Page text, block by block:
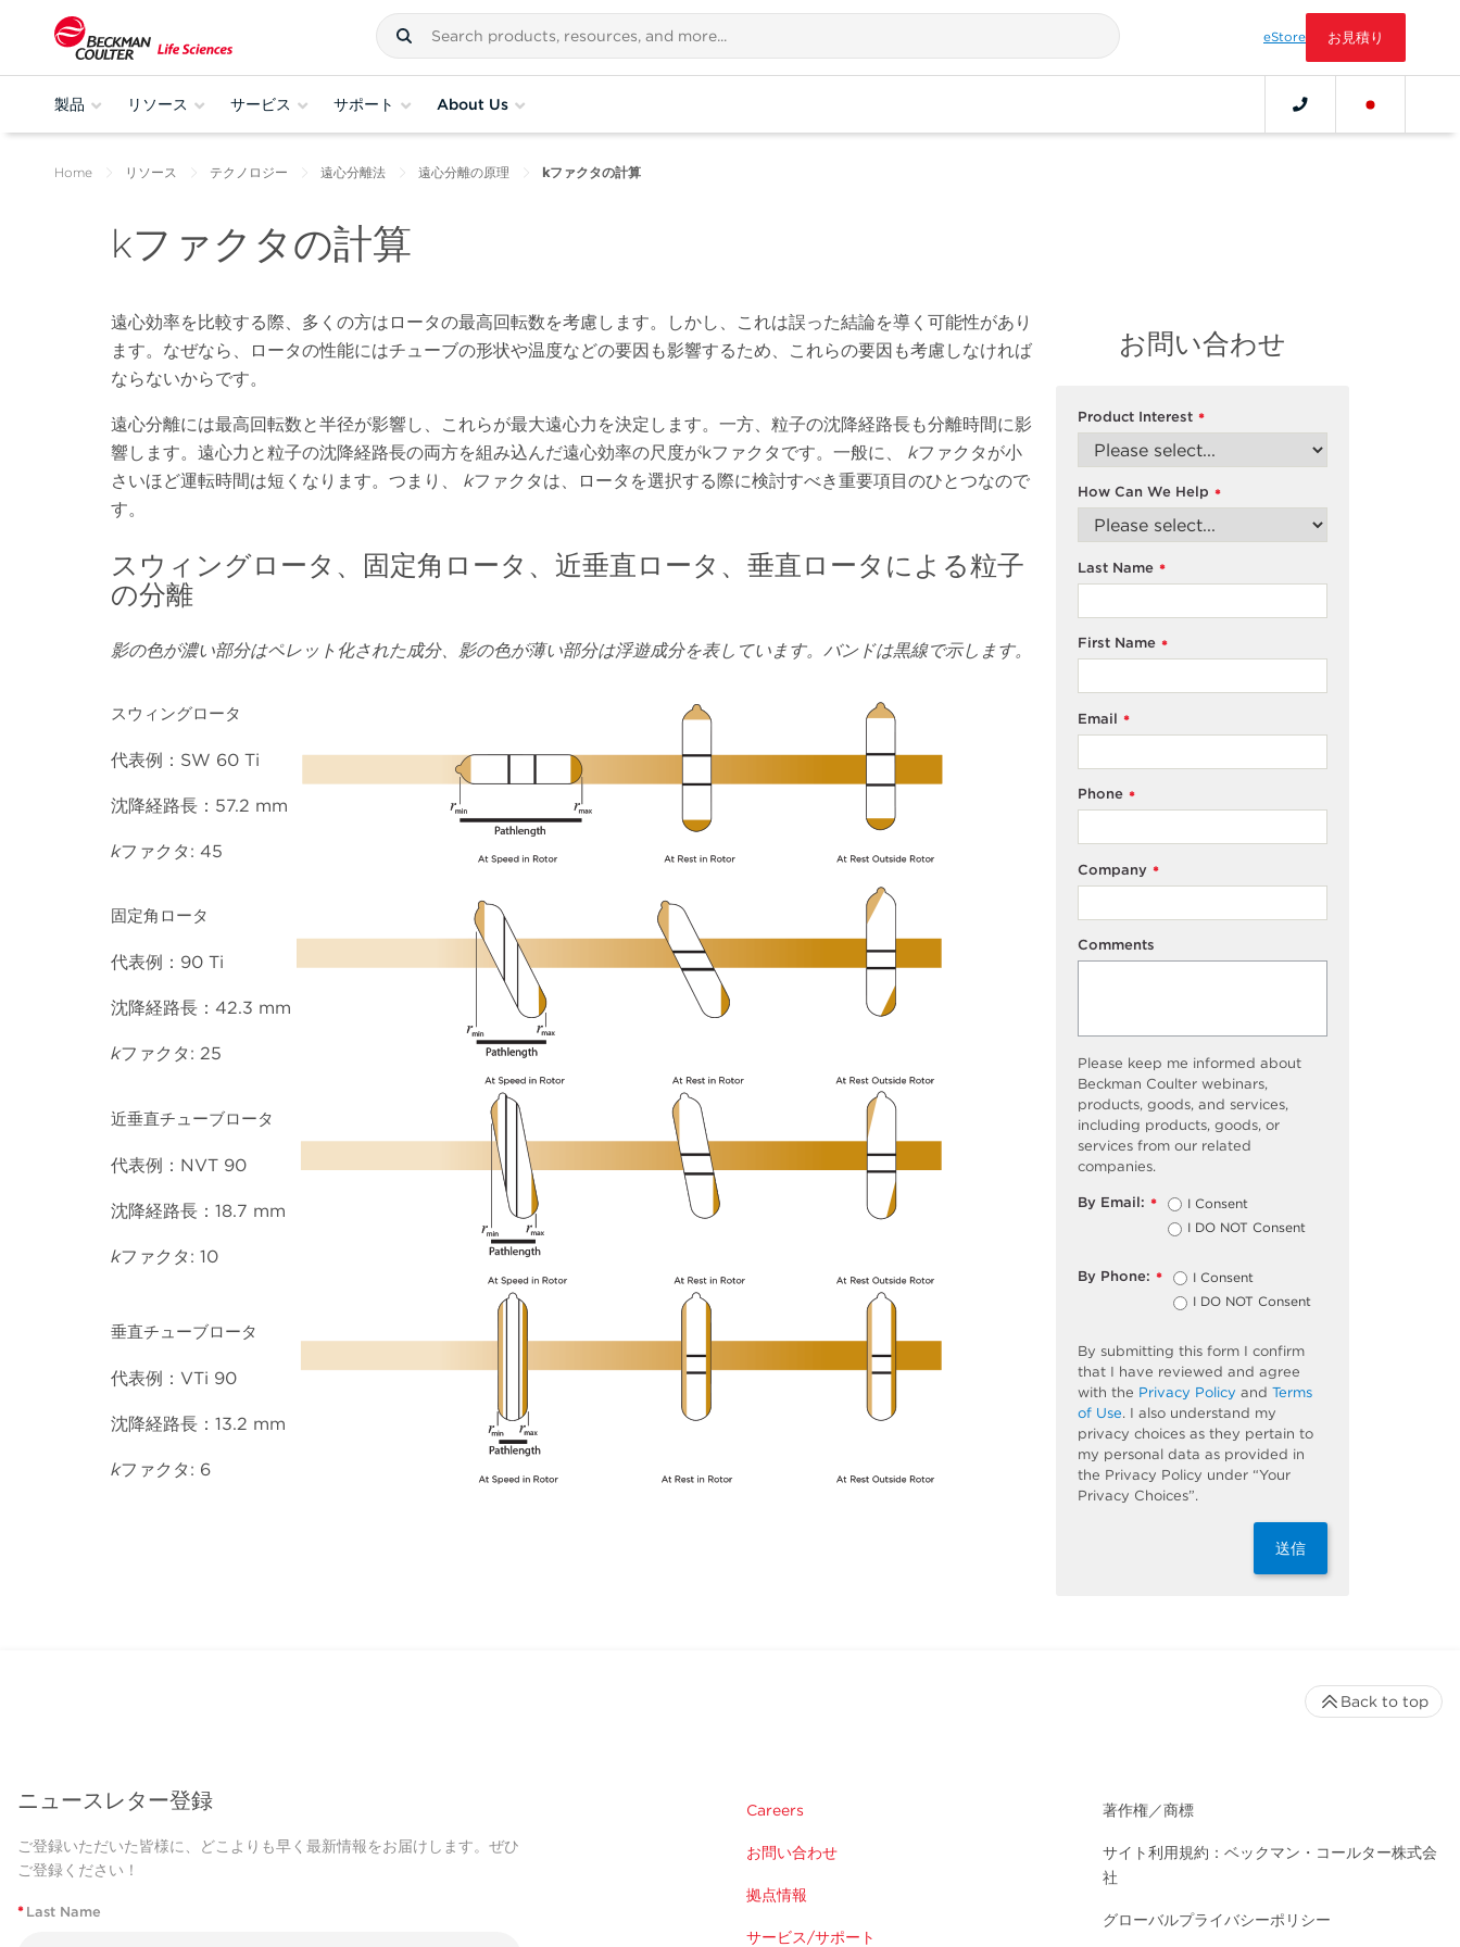
eStore お見積り
製品 リソース サービス サポート About Us
Home リソース テクノロジー 遠心分離法 遠心分離の原理 kファクタの計算
kファクタの計算
遠心効率を比較する際、多くの方はロータの最高回転数を考慮します。しかし、これは誤った結論を導く可能性があり
ます。なぜなら、ロータの性能にはチューブの形状や温度などの要因も影響するため、これらの要因も考慮しなければ
ならないからです。
遠心分離には最高回転数と半径が影響し、これらが最大遠心力を決定します。一方、粒子の沈降経路長も分離時間に影
響します。遠心力と粒子の沈降経路長の両方を組み込んだ遠心効率の尺度がkファクタです。一般に、 kファクタが小
さいほど運転時間は短くなります。つまり、 kファクタは、ロータを選択する際に検討すべき重要項目のひとつなので
す。
スウィングロータ、固定角ロータ、近垂直ロータ、垂直ロータによる粒子
の分離
影の色が濃い部分はペレット化された成分、影の色が薄い部分は浮遊成分を表しています。バンドは黒線で示します。
スウィングロータ
代表例：SW 60 Ti
沈降経路長：57.2 mm
kファクタ: 45
固定角ロータ
代表例：90 Ti
沈降経路長：42.3 mm
kファクタ: 25
近垂直チューブロータ
代表例：NVT 90
沈降経路長：18.7 mm
kファクタ: 10
垂直チューブロータ
代表例：VTi 90
沈降経路長：13.2 mm
kファクタ: 6
お問い合わせ
*
Product Interest
*
How Can We Help
*
Last Name
*
First Name
*
Email
*
Phone
*
Company
Comments
Please keep me informed about
Beckman Coulter webinars,
products, goods, and services,
including products, goods, or
services from our related
companies.
*
By Email:
I Consent
I DO NOT Consent
*
By Phone:
I Consent
I DO NOT Consent
By submitting this form I confirm
that I have reviewed and agree
with the Privacy Policy and Terms
of Use. I also understand my
privacy choices as they pertain to
my personal data as provided in
the Privacy Policy under “Your
Privacy Choices”.
送信
ニュースレター登録
ご登録いただいた皆様に、どこよりも早く最新情報をお届けします。ぜひ
ご登録ください！
* Last Name
Careers
お問い合わせ
拠点情報
サービス/サポート
著作権／商標
サイト利用規約：ベックマン・コールター株式会
社
グローバルプライバシーポリシー
Back to top